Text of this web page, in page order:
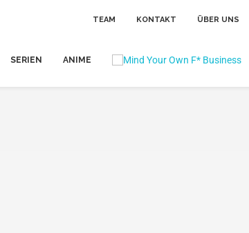
TEAM KONTAKT ÜBER UNS
SERIEN ANIME